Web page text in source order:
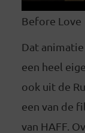
Before Love
Dat
een heel
ook uit de
een van de
van HAFF.